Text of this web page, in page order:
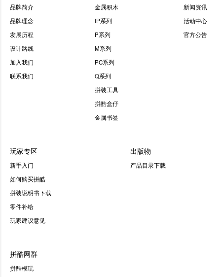
品牌简介
品牌理念
发展历程
设计路线
加入我们
联系我们
金属积木
IP系列
P系列
M系列
PC系列
Q系列
拼装工具
拼酷盒仔
金属书签
新闻资讯
活动中心
官方公告
玩家专区
新手入门
如何购买拼酷
拼装说明书下载
零件补给
玩家建议意见
出版物
产品目录下载
拼酷网群
拼酷模玩